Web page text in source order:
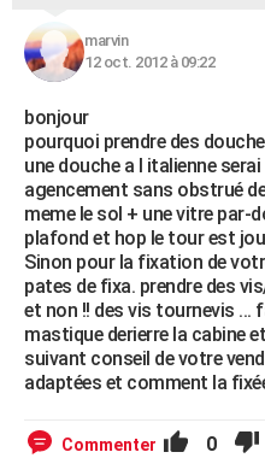
marvin
12 oct. 2012 à 09:22
bonjour
pourquoi prendre des
une douche a l italienne
agencement sans obstrué
meme le sol + une vitre par-
plafond et hop le tour est
Sinon pour la fixation de
pates de fixa. prendre des
et non !! des vis tournevis ...
mastique derierre la cabine
suivant conseil de votre
adaptées et comment la
Commenter 0